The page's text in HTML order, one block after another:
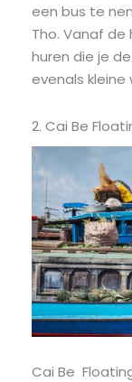
een bus te
Tho. Vanaf de
huren die je
evenals
2. Cai Be
Cai Be